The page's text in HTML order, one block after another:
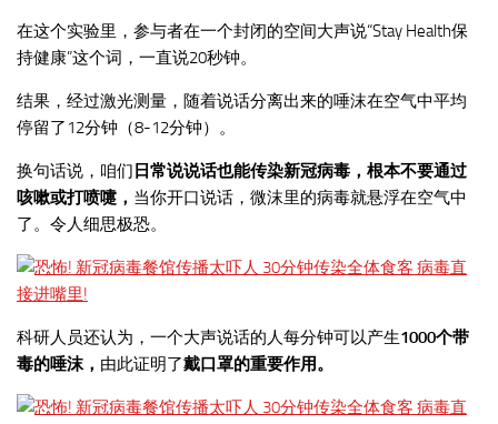
在这个实验里，参与者在一个封闭的空间大声说“Stay Health保
持健康”这个词，一直说20秒钟。
结果，经过激光测量，随着说话分离出来的唾沫在空气中平均
停留了12分钟（8-12分钟）。
换句话说，咱们 日常说说话也能传染新冠病毒，根本不要通过
咳嗽或打喷嚏， 当你开口说话，微沫里的病毒就悬浮在空气中
了。令人细思极恐。
科研人员还认为，一个大声说话的人每分钟可以产生1000个带
毒的唾沫， 由此证明了戴口罩的重要作用。